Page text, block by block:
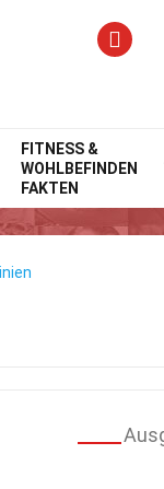
FITNESS &
WOHLBEFINDEN
FAKTEN